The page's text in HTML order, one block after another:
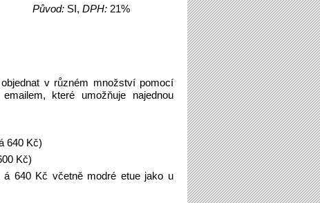
Původ: SI, DPH: 21%
v různém množství pomocí
které umožňuje najednou
640 Kč)
Kč)
640 Kč včetně modré etue jako u